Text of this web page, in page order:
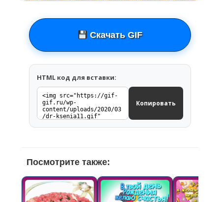
Скачать GIF
HTML код для вставки:
Копировать
Посмотрите также: